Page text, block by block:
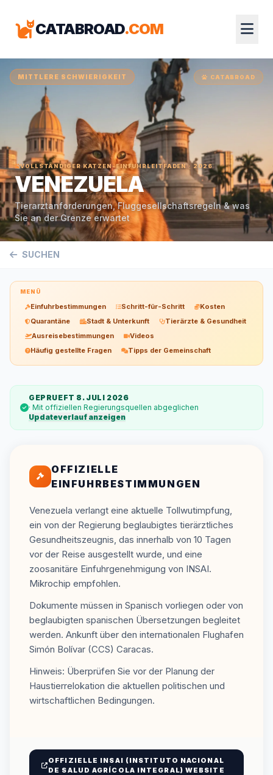
CATABROAD.COM
MITTLERE SCHWIERIGKEIT CATABROAD
VOLLSTÄNDIGER KATZEN-EINFUHRLEITFADEN · 2026
VENEZUELA
Tierarztanforderungen, Fluggesellschaftsregeln & was
Sie an der Grenze erwartet
SUCHEN
MENÜ
Einfuhrbestimmungen Schritt-für-Schritt
Kosten
Quarantäne
Stadt & Unterkunft
Tierärzte & Gesundheit
Ausreisebestimmungen
Videos
Häufig gestellte Fragen
Tipps der Gemeinschaft
GEPRUEFT 8. JULI 2026
· Mit offiziellen Regierungsquellen abgeglichen
Updateverlauf anzeigen
OFFIZIELLE
EINFUHRBESTIMMUNGEN
Venezuela verlangt eine aktuelle Tollwutimpfung,
ein von der Regierung beglaubigtes tierärztliches
Gesundheitszeugnis, das innerhalb von 10 Tagen
vor der Reise ausgestellt wurde, und eine
zoosanitäre Einfuhrgenehmigung von INSAI.
Mikrochip empfohlen.
Dokumente müssen in Spanisch vorliegen oder von
beglaubigten spanischen Übersetzungen begleitet
werden. Ankunft über den internationalen Flughafen
Simón Bolívar (CCS) Caracas.
Hinweis: Überprüfen Sie vor der Planung der
Haustierrelokation die aktuellen politischen und
wirtschaftlichen Bedingungen.
OFFIZIELLE INSAI (INSTITUTO NACIONAL
DE SALUD AGRÍCOLA INTEGRAL) WEBSITE